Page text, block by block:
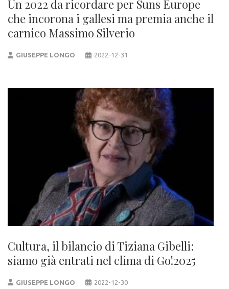
Un 2022 da ricordare per Suns Europe
che incorona i gallesi ma premia anche il
carnico Massimo Silverio
GIUSEPPE LONGO 2022-12-31
Cultura, il bilancio di Tiziana Gibelli:
siamo già entrati nel clima di Go!2025
GIUSEPPE LONGO 2022-12-30